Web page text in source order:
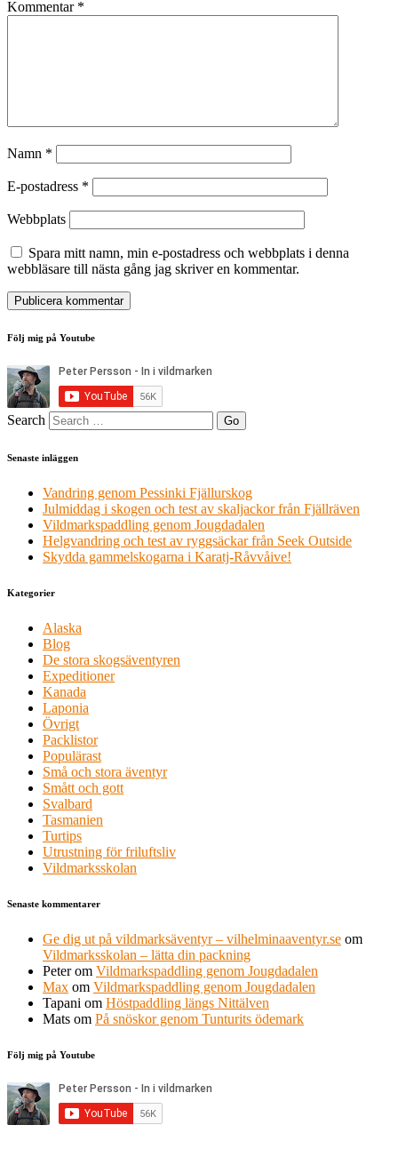
Kommentar *
Namn *
E-postadress *
Webbplats
Spara mitt namn, min e-postadress och webbplats i denna
webbläsare till nästa gång jag skriver en kommentar.
Följ mig på Youtube
Search
Senaste inläggen
Vandring genom Pessinki Fjällurskog
Julmiddag i skogen och test av skaljackor från Fjällräven
Vildmarkspaddling genom Jougdadalen
Helgvandring och test av ryggsäckar från Seek Outside
Skydda gammelskogarna i Karatj-Råvvåive!
Kategorier
Alaska
Blog
De stora skogsäventyren
Expeditioner
Kanada
Laponia
Övrigt
Packlistor
Populärast
Små och stora äventyr
Smått och gott
Svalbard
Tasmanien
Turtips
Utrustning för friluftsliv
Vildmarksskolan
Senaste kommentarer
Ge dig ut på vildmarksäventyr – vilhelminaaventyr.se om
Vildmarksskolan – lätta din packning
Peterom Vildmarkspaddling genom Jougdadalen
Max om Vildmarkspaddling genom Jougdadalen
Tapani om Höstpaddling längs Nittälven
Mats om På snöskor genom Tunturits ödemark
Följ mig på Youtube